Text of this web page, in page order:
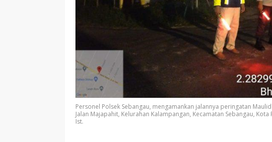
Personel Polsek Sebangau, mengamankan jalannya peringatan
Jalan Majapahit, Kelurahan Kalampangan, Kecamatan Sebangau,
Ist.